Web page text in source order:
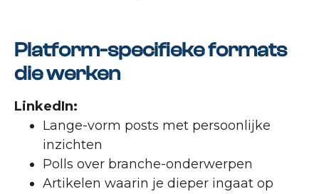
Platform-specifieke formats
die werken
LinkedIn:
Lange-vorm posts met persoonlijke
inzichten
Polls over branche-onderwerpen
Artikelen waarin je dieper ingaat op